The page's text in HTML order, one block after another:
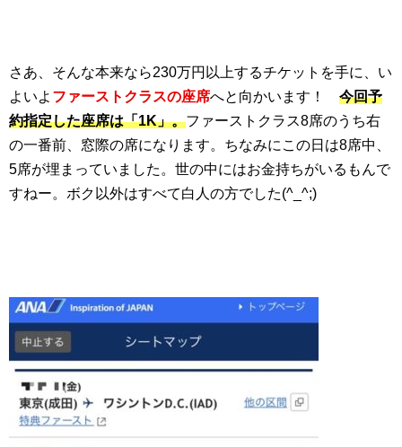
さあ、そんな本来なら230万円以上するチケットを手に、い
よいよ ファーストクラスの座席へと向かいます！ 今回予
約指定した座席は「1K」。ファーストクラス8席のうち右
の一番前、窓際の席になります。ちなみにこの日は8席中、
5席が埋まっていました。世の中にはお金持ちがいるもんで
すねー。ボク以外はすべて白人の方でした(^_^;)